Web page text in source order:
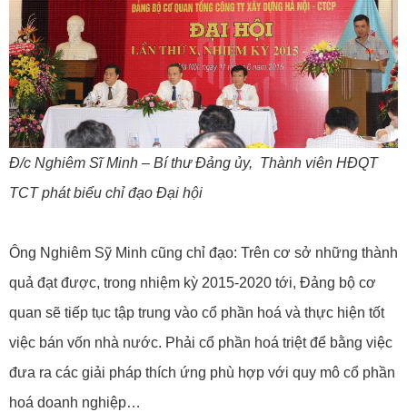
Đ/c Nghiêm Sĩ Minh – Bí thư Đảng ủy, Thành viên HĐQT
TCT phát biểu chỉ đạo Đại hội
Ông Nghiêm Sỹ Minh cũng chỉ đạo: Trên cơ sở những thành
quả đạt được, trong nhiệm kỳ 2015-2020 tới, Đảng bộ cơ
quan sẽ tiếp tục tập trung vào cổ phần hoá và thực hiện tốt
việc bán vốn nhà nước. Phải cổ phần hoá triệt để bằng việc
đưa ra các giải pháp thích ứng phù hợp với quy mô cổ phần
hoá doanh nghiệp…